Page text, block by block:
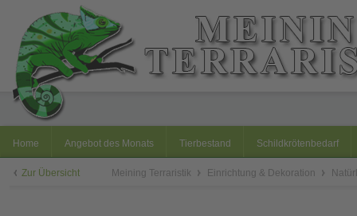
Home Angebot des Monats Tierbestand Schildkrötenbedarf
Zur Übersicht Meining Terraristik Einrichtung & Dekoration